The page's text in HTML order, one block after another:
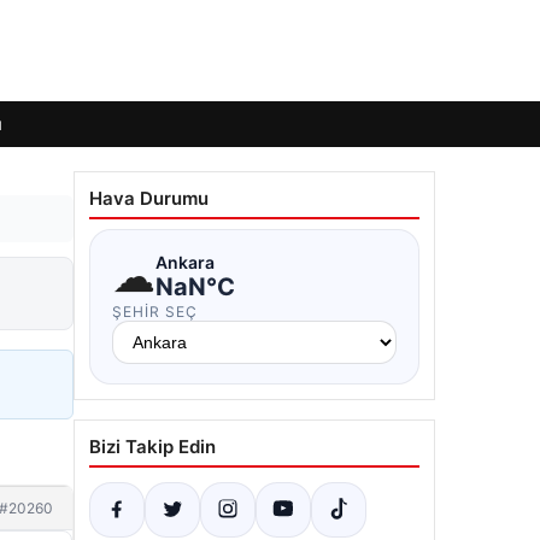
#20260
Hava Durumu
☁Ankara
NaN°C
ŞEHIR SEÇ
Bizi Takip Edin